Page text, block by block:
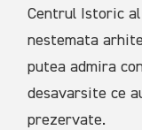
Centrul Istoric
nestemata
putea admira
desavarsite ce
prezervate.